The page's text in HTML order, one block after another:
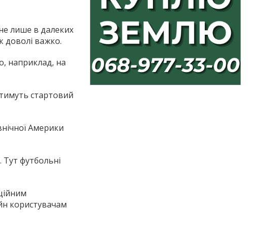
не лише в далеких
доволі важко.
наприклад, на
стартовий
Америки
футбольні
користувачам